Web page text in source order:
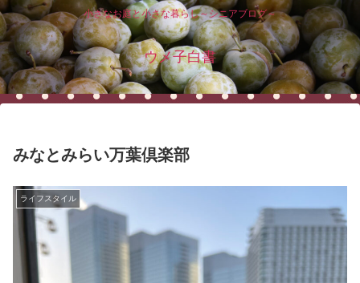
小さなお庭と小さな暮らし～シニアブログ～
ウメ子白書
みなとみらい万葉倶楽部
ライフスタイル